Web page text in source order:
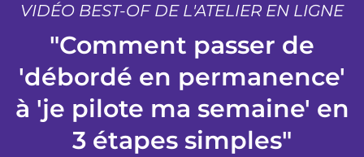
VIDÉO BEST-OF DE L'ATELIER EN LIGNE
"Comment passer de
'débordé en permanence'
à 'je pilote ma semaine' en
3 étapes simples"